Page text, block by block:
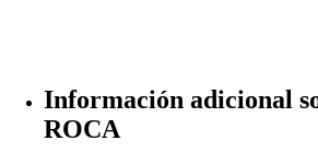
Información adicional
ROCA